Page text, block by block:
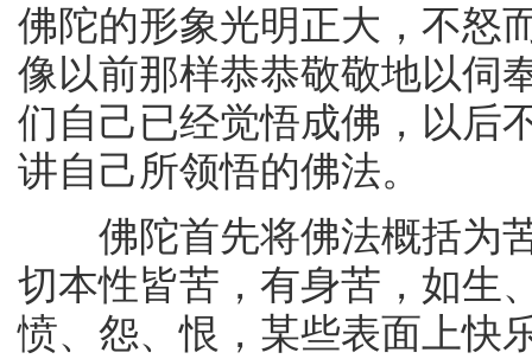
佛陀的形象光明正大，不怒
像以前那样恭恭敬敬地以伺
们自己已经觉悟成佛，以后
讲自己所领悟的佛法。
佛陀首先将佛法概括为苦
切本性皆苦，有身苦，如生
愤、怨、恨，某些表面上快